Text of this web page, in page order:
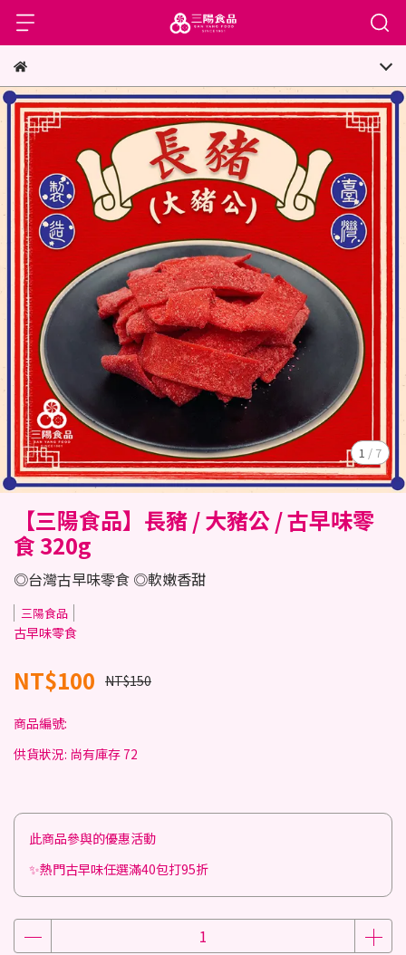
1 / 7
【三陽食品】長豬 / 大豬公 / 古早味零
食 320g
◎台灣古早味零食 ◎軟嫩香甜
三陽食品
古早味零食
NT$100 NT$150
商品編號:
供貨狀況: 尚有庫存 72
此商品參與的優惠活動
✨熱門古早味任選滿40包打95折